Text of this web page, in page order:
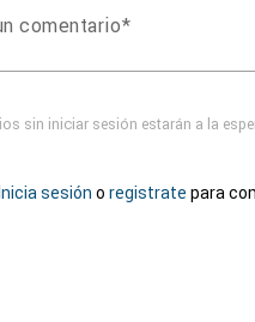
comentario
sin iniciar sesión estarán a la
sesión o registrate para